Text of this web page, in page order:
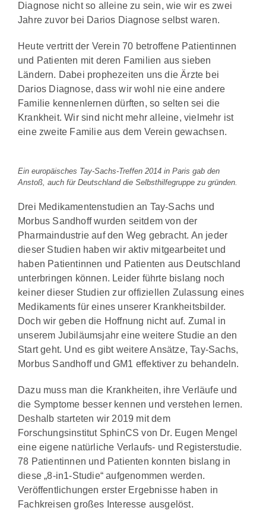
Diagnose nicht so alleine zu sein, wie wir es zwei
Jahre zuvor bei Darios Diagnose selbst waren.
Heute vertritt der Verein 70 betroffene Patientinnen
und Patienten mit deren Familien aus sieben
Ländern. Dabei prophezeiten uns die Ärzte bei
Darios Diagnose, dass wir wohl nie eine andere
Familie kennenlernen dürften, so selten sei die
Krankheit. Wir sind nicht mehr alleine, vielmehr ist
eine zweite Familie aus dem Verein gewachsen.
Ein europäisches Tay-Sachs-Treffen 2014 in Paris gab den
Anstoß, auch für Deutschland die Selbsthilfegruppe zu gründen.
Drei Medikamentenstudien an Tay-Sachs und
Morbus Sandhoff wurden seitdem von der
Pharmaindustrie auf den Weg gebracht. An jeder
dieser Studien haben wir aktiv mitgearbeitet und
haben Patientinnen und Patienten aus Deutschland
unterbringen können. Leider führte bislang noch
keiner dieser Studien zur offiziellen Zulassung eines
Medikaments für eines unserer Krankheitsbilder.
Doch wir geben die Hoffnung nicht auf. Zumal in
unserem Jubiläumsjahr eine weitere Studie an den
Start geht. Und es gibt weitere Ansätze, Tay-Sachs,
Morbus Sandhoff und GM1 effektiver zu behandeln.
Dazu muss man die Krankheiten, ihre Verläufe und
die Symptome besser kennen und verstehen lernen.
Deshalb starteten wir 2019 mit dem
Forschungsinstitut SphinCS von Dr. Eugen Mengel
eine eigene natürliche Verlaufs- und Registerstudie.
78 Patientinnen und Patienten konnten bislang in
diese „8-in1-Studie“ aufgenommen werden.
Veröffentlichungen erster Ergebnisse haben in
Fachkreisen großes Interesse ausgelöst.